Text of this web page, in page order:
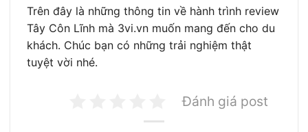
Trên đây là những thông tin về hành trình review
Tây Côn Lĩnh mà 3vi.vn muốn mang đến cho du
khách. Chúc bạn có những trải nghiệm thật
tuyệt vời nhé.
Đánh giá post